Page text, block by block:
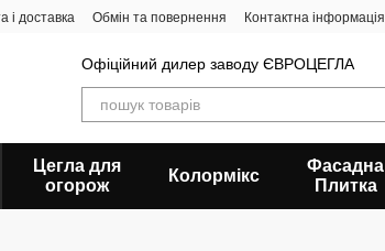
і доставка Обмін та повернення Контактна інформація
Офіційний дилер заводу ЄВРОЦЕГЛА
Цегла для
огорож
Колормікс
Фасадна
Плитка